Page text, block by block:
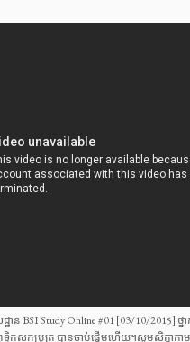
ឋាន BSI Study Online #01 [03/10/2015] ថ្
ពុទ្ធិកសក្យបុត្រ បានចាប់ផ្តើមហើយ។សូមសិក្ខាក